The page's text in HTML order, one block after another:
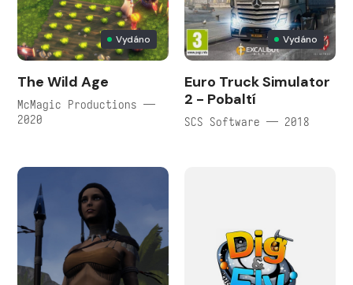
Vydáno
The Wild Age
McMagic Productions —
2020
Vydáno
Euro Truck Simulator
2 - Pobaltí
SCS Software — 2018